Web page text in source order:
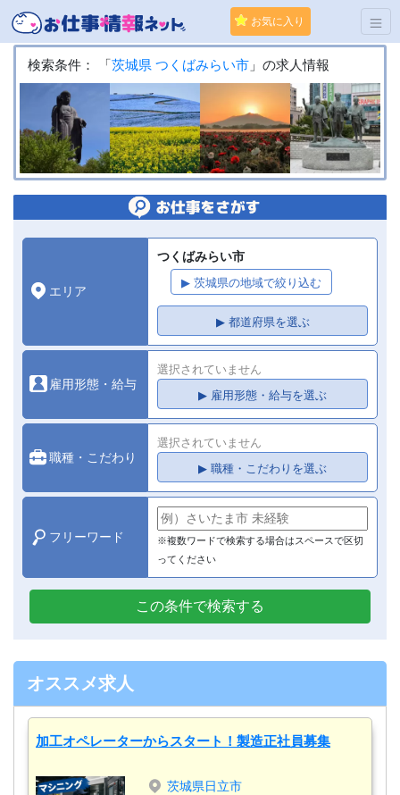
お気に入り
検索条件： 「 茨城県 つくばみらい市 」の求人情報
エリア
つくばみらい市
▶ 茨城県の地域で絞り込む
▶ 都道府県を選ぶ
雇用形態・給与
選択されていません
▶ 雇用形態・給与を選ぶ
職種・こだわり
選択されていません
▶ 職種・こだわりを選ぶ
フリーワード
※複数ワードで検索する場合はスペースで区切
ってください
この条件で検索する
オススメ求人
加工オペレーターからスタート！製造正社員募集
茨城県日立市